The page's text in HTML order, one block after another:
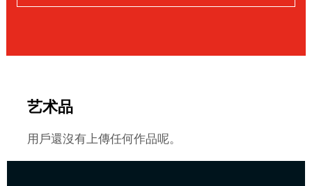
艺术品
用戶還沒有上傳任何作品呢。